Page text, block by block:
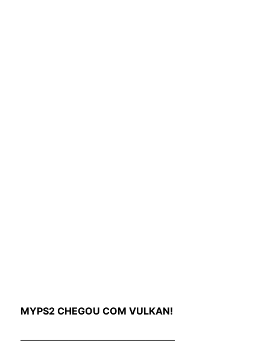
MYPS2 CHEGOU COM VULKAN!
————————————————